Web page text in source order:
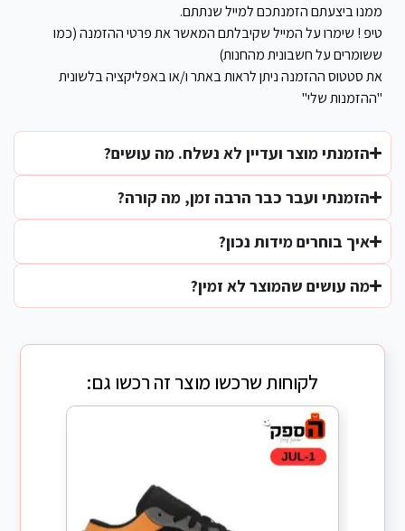
ממנו ביצעתם הזמנתכם למייל שנתתם.
טיפ ! שימרו על המייל שקיבלתם המאשר את פרטי ההזמנה (כמו
ששומרים על חשבונית מהחנות)
את סטטוס ההזמנה ניתן לראות באתר ו/או באפליקציה בלשונית
"ההזמנות שלי"
הזמנתי מוצר ועדיין לא נשלח. מה עושים?
הזמנתי ועבר כבר הרבה זמן, מה קורה?
איך בוחרים מידות נכון?
מה עושים שהמוצר לא זמין?
לקוחות שרכשו מוצר זה רכשו גם: